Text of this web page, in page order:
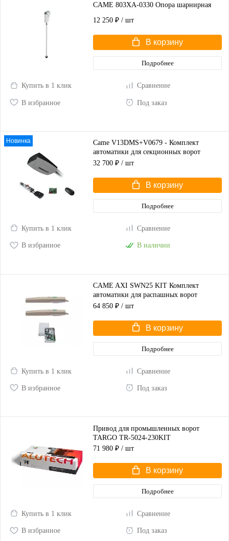
CAME 803XA-0330 Опора шарнирная
12 250 ₽ / шт
В корзину
Подробнее
Купить в 1 клик Сравнение
В избранное Под заказ
Новинка
Came V13DMS+V0679 - Комплект
автоматики для секционных ворот
высотой до 2,25 м
32 700 ₽ / шт
В корзину
Подробнее
Купить в 1 клик Сравнение
В избранное В наличии
CAME AXI SWN25 KIT Комплект
автоматики для распашных ворот
(корпус серый)
64 850 ₽ / шт
В корзину
Подробнее
Купить в 1 клик Сравнение
В избранное Под заказ
Привод для промышленных ворот
TARGO TR-5024-230KIT
71 980 ₽ / шт
В корзину
Подробнее
Купить в 1 клик Сравнение
В избранное Под заказ